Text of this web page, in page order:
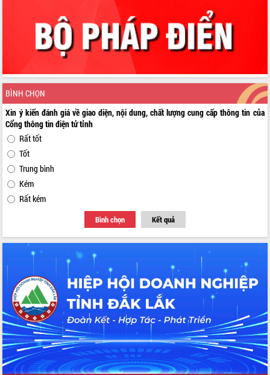
BÌNH CHỌN
Xin ý kiến đánh giá về giao diện, nội dung, chất lượng cung cấp thông tin của
Cổng thông tin điện tử tỉnh
Rất tốt
Tốt
Trung bình
Kém
Rất kém
Bình chọn Kết quả